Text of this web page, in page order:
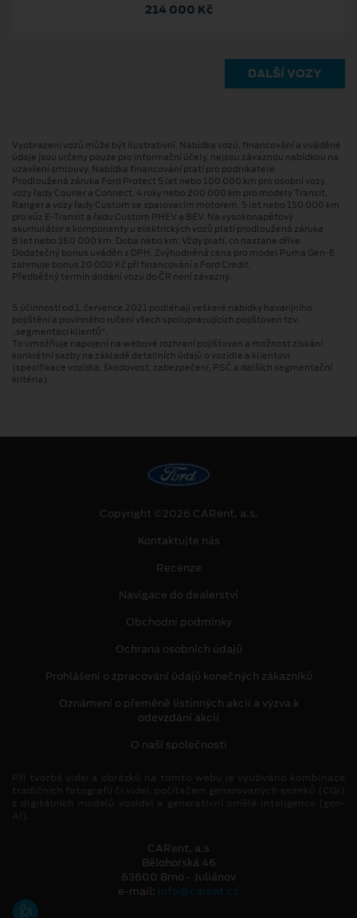
214 000 Kč
DALŠÍ VOZY
Vyobrazení vozů může být ilustrativní. Nabídka vozů, financování a uváděné
údaje jsou určeny pouze pro informační účely, nejsou závaznou nabídkou na
uzavření smlouvy. Nabídka financování platí pro podnikatele.
Prodloužená záruka Ford Protect 5 let nebo 100 000 km pro osobní vozy,
vozy řady Courier a Connect, 4 roky nebo 200 000 km pro modely Transit,
Ranger a vozy řady Custom se spalovacím motorem, 5 let nebo 150 000 km
pro vůz E-Transit a řadu Custom PHEV a BEV. Na vysokonapěťový
akumulátor a komponenty u elektrických vozů platí prodloužená záruka
8 let nebo 160 000 km. Doba nebo km: Vždy platí, co nastane dříve.
Dodatečný bonus uváděn s DPH. Zvýhodněná cena pro model Puma Gen⁠-⁠E
zahrnuje bonus 20 000 Kč při financování s Ford Credit.
Předběžný termín dodání vozu do ČR není závazný.
S účinností od 1. července 2021 podléhají veškeré nabídky havarijního
pojištění a povinného ručení všech spolupracujících pojišťoven tzv.
„segmentaci klientů“.
To umožňuje napojení na webové rozhraní pojišťoven a možnost získání
konkrétní sazby na základě detailních údajů o vozidle a klientovi
(specifikace vozidla, škodovost, zabezpečení, PSČ a dalších segmentační
kritéria).
Copyright ©2026 CARent, a.s.
Kontaktujte nás
Recenze
Navigace do dealerství
Obchodní podmínky
Ochrana osobních údajů
Prohlášení o zpracování údajů konečných zákazníků
Oznámení o přeměně listinných akcií a výzva k
odevzdání akcií
O naší společnosti
CARent, a.s
Bělohorská 46
63600 Brno - Juliánov
e-mail: info@carent.cz